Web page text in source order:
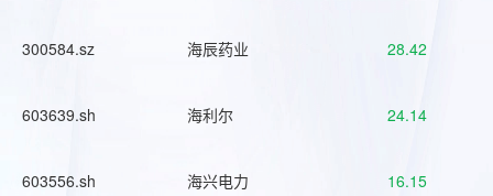
300584.sz 海辰药业 28.42
603639.sh 海利尔 24.14
603556.sh 海兴电力 16.15